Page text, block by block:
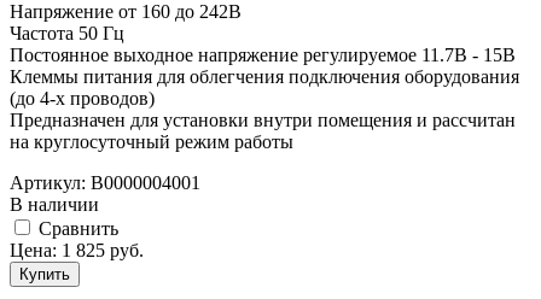
Напряжение от 160 до 242В
Частота 50 Гц
Постоянное выходное напряжение регулируемое 11.7В - 15В
Клеммы питания для облегчения подключения оборудования
(до 4-х проводов)
Предназначен для установки внутри помещения и рассчитан
на круглосуточный режим работы
Артикул: В0000004001
В наличии
Cравнить
Цена: 1 825 руб.
Купить